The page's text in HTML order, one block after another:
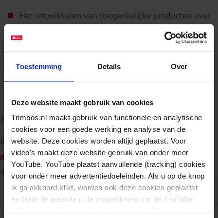
Toestemming Details Over
Deze website maakt gebruik van cookies
Trimbos.nl maakt gebruik van functionele en analytische
cookies voor een goede werking en analyse van de
website. Deze cookies worden altijd geplaatst. Voor
video's maakt deze website gebruik van onder meer
YouTube. YouTube plaatst aanvullende (tracking) cookies
voor onder meer advertentiedoeleinden. Als u op de knop
ik ga akkoord klikt, worden ook deze cookies geplaatst
en biedt de website u de mogelijkheid om de YouTube
Het ontwikkelen van toegankelijke producten over
(zoals factsheets, infographics of webinars)
Nieuwe kennis (zoals onderzoek naar succes- en
verbeterpunten of naar samenwerking in de
>> Meld je aan voor het leernetwerk!
Wil je op de hoogte blijven van dit Leernetwerk?Meld je dan
nu aan. We sturen je dan een paar keer per jaar nieuws en
data van bijeenkomsten.
Publicaties